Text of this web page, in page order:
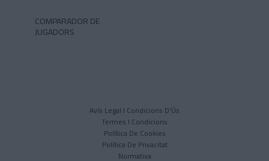
COMPARADOR DE
JUGADORS
Avís Legal I Condicions D'Ús
Termes I Condicions
Política De Cookies
Política De Privacitat
Normativa